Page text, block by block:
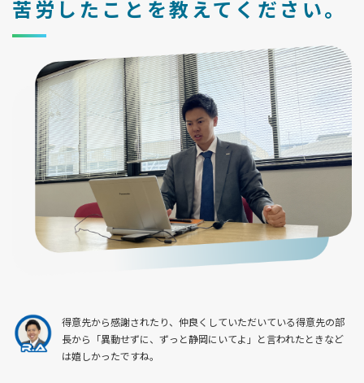
苦労したことを教えてください。
得意先から感謝されたり、仲良くしていただいている得意先の部
長から「異動せずに、ずっと静岡にいてよ」と言われたときなど
は嬉しかったですね。